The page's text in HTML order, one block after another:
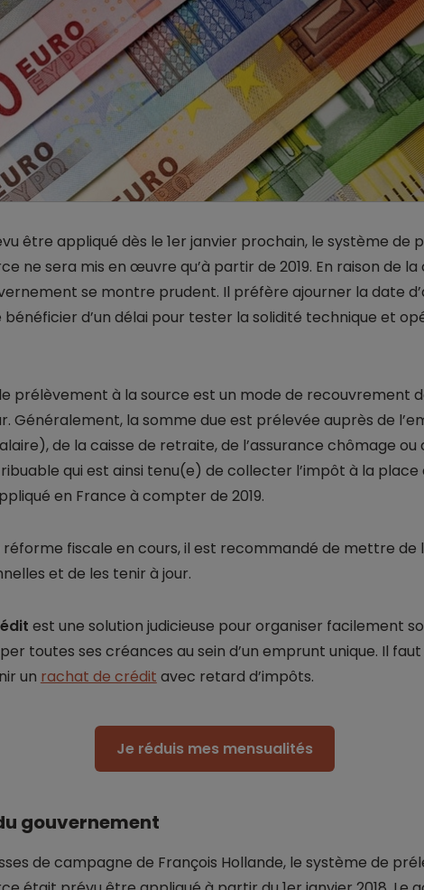
être appliqué dès le 1er janvier prochain, le système de
ne sera mis en œuvre qu’à partir de 2019. En raison de
se montre prudent. Il préfère ajourner la date
d’un délai pour tester la solidité technique et
prélèvement à la source est un mode de recouvrement
Généralement, la somme due est prélevée auprès de
de la caisse de retraite, de l’assurance chômage ou
qui est ainsi tenu(e) de collecter l’impôt à la place
en France à compter de 2019.
fiscale en cours, il est recommandé de mettre de
et de les tenir à jour.
est une solution judicieuse pour organiser facilement
toutes ses créances au sein d’un emprunt unique. Il
un rachat de crédit avec retard d’impôts.
Je réduis mes mensualités
gouvernement
de campagne de François Hollande, le système de